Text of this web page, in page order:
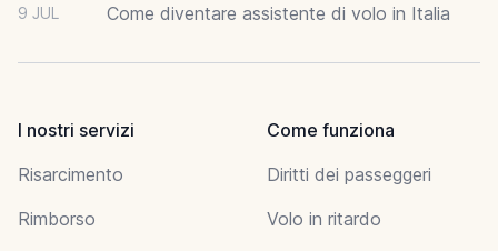
9 JUL Come diventare assistente di volo in Italia
I nostri servizi
Risarcimento
Rimborso
Come funziona
Diritti dei passeggeri
Volo in ritardo